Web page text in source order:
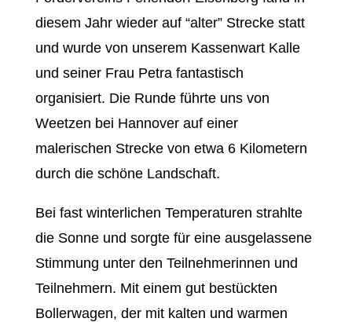
diesem Jahr wieder auf “alter” Strecke statt
und wurde von unserem Kassenwart Kalle
und seiner Frau Petra fantastisch
organisiert. Die Runde führte uns von
Weetzen bei Hannover auf einer
malerischen Strecke von etwa 6 Kilometern
durch die schöne Landschaft.
Bei fast winterlichen Temperaturen strahlte
die Sonne und sorgte für eine ausgelassene
Stimmung unter den Teilnehmerinnen und
Teilnehmern. Mit einem gut bestückten
Bollerwagen, der mit kalten und warmen